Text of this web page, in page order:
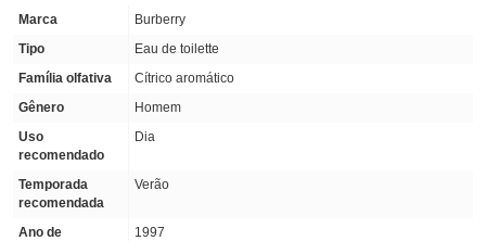
Marca
Burberry
Tipo
Eau de toilette
Família olfativa
Cítrico aromático
Gênero
Homem
Uso
recomendado
Dia
Temporada
recomendada
Verão
Ano de
1997